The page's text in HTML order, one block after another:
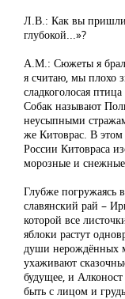
Л.В.: Как вы пришли
глубокой...»?
А.М.: Сюжеты я
я считаю, мы плохо
сладкоголосая
Собак называют
неусыпными
же Китоврас. В
России Китовраса
морозные и
Глубже погружаясь
славянский рай –
которой все
яблоки растут
души нерождённых
ухаживают
будущее, и
быть с лицом и